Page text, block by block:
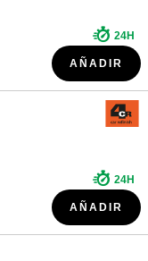
24H
AÑADIR
24H
AÑADIR